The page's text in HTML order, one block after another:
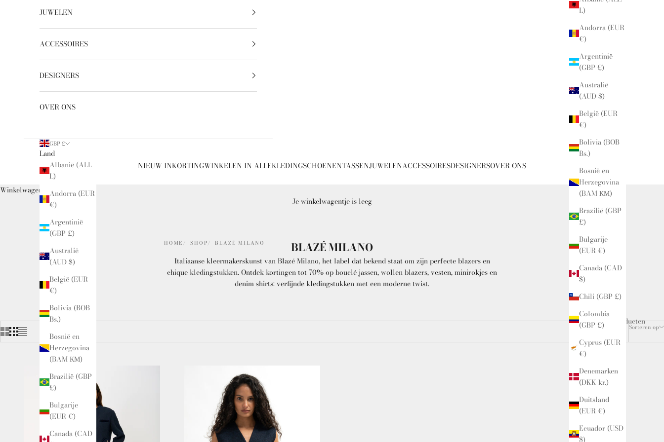
NIEUW INKORTINGWINKELEN IN ALLEKLEDINGSCHOENENTASSENJUWELENACCESSOIRESDESIGNERSOVER ONS
L)
Andorra (EUR
€)
Argentinië
(GBP £)
Australië
(AUD $)
België (EUR
€)
Bolivia (BOB
Bs.)
Bosnië en
Herzegovina
(BAM КМ)
Brazilië (GBP
£)
Bulgarije
(EUR €)
Canada (CAD
$)
Chili (GBP £)
Colombia
(GBP £)
Cyprus (EUR
€)
Denemarken
(DKK kr.)
Duitsland
(EUR €)
Ecuador (USD
$)
JUWELEN
ACCESSOIRES
DESIGNERS
OVER ONS
GBP £
Land
Albanië (ALL
L)
Andorra (EUR
€)
Argentinië
(GBP £)
Australië
(AUD $)
België (EUR
€)
Bolivia (BOB
Bs.)
Bosnië en
Herzegovina
(BAM КМ)
Brazilië (GBP
£)
Bulgarije
(EUR €)
Canada (CAD
Winkelwagen
Je winkelwagentje is leeg
HOME SHOP BLAZÉ MILANO BLAZÉ MILANO
Italiaanse kleermakerskunst van Blazé Milano, het label dat bekend staat om zijn perfecte blazers en
chique kledingstukken. Ontdek kortingen tot 70% op bouclé jassen, wollen blazers, vesten, minirokjes en
denim shirts: verfijnde kledingstukken met een moderne twist.
Sorteren op
2 producten